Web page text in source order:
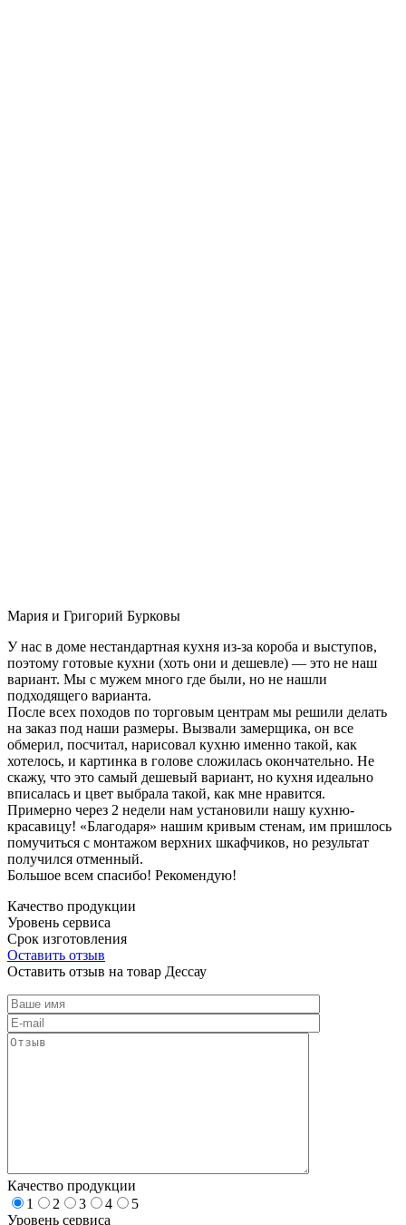
Мария и Григорий Бурковы
У нас в доме нестандартная кухня из-за короба и выступов,
поэтому готовые кухни (хоть они и дешевле) — это не наш
вариант. Мы с мужем много где были, но не нашли
подходящего варианта.
После всех походов по торговым центрам мы решили делать
на заказ под наши размеры. Вызвали замерщика, он все
обмерил, посчитал, нарисовал кухню именно такой, как
хотелось, и картинка в голове сложилась окончательно. Не
скажу, что это самый дешевый вариант, но кухня идеально
вписалась и цвет выбрала такой, как мне нравится.
Примерно через 2 недели нам установили нашу кухню-
красавицу! «Благодаря» нашим кривым стенам, им пришлось
помучиться с монтажом верхних шкафчиков, но результат
получился отменный.
Большое всем спасибо! Рекомендую!
Качество продукции
Уровень сервиса
Срок изготовления
Оставить отзыв
Оставить отзыв на товар Дессау
Качество продукции
1
2 3 4
5
Уровень сервиса